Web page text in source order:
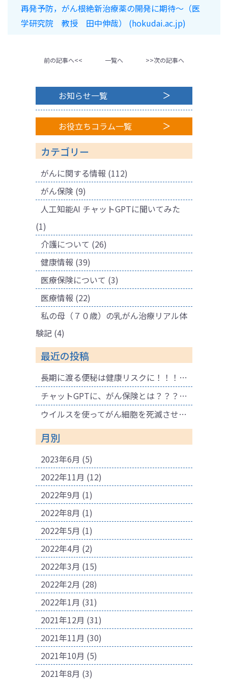
再発予防，がん根絶新治療薬の開発に期待～（医
学研究院 教授 田中伸哉） (hokudai.ac.jp)
前の記事へ<< 一覧へ >>次の記事へ
お知らせ一覧
お役立ちコラム一覧
カテゴリー
がんに関する情報 (112)
がん保険 (9)
人工知能AI チャットGPTに聞いてみた
(1)
介護について (26)
健康情報 (39)
医療保険について (3)
医療情報 (22)
私の母（７０歳）の乳がん治療リアル体
験記 (4)
最近の投稿
長期に渡る便秘は健康リスクに！！！ 腐敗物質が溜まり健康に悪影響も！肌荒れの原因にも！
チャットGPTに、がん保険とは？？？と聞いてみました。
ウイルスを使ってがん細胞を死滅させる療法
月別
2023年6月 (5)
2022年11月 (12)
2022年9月 (1)
2022年8月 (1)
2022年5月 (1)
2022年4月 (2)
2022年3月 (15)
2022年2月 (28)
2022年1月 (31)
2021年12月 (31)
2021年11月 (30)
2021年10月 (5)
2021年8月 (3)